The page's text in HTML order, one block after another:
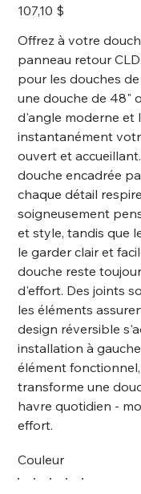
Prix
107,10 $
Offrez à votre
panneau retour
pour les douches
une douche de 48"
d'angle moderne et
instantanément
ouvert et
douche encadrée
chaque détail
soigneusement
et style, tandis que
le garder clair et
douche reste
d'effort. Des joints
les éléments
design réversible
installation à
élément
transforme une
havre quotidien -
effort.
Couleur